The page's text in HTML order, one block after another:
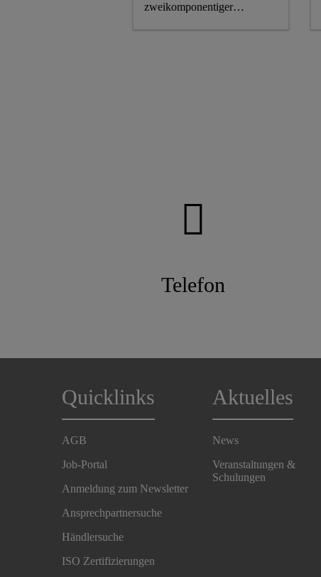
zweikomponentiger
Telefon
Quicklinks
AGB
Job-Portal
Anmeldung zum Newsletter
Ansprechpartnersuche
Händlersuche
ISO Zertifizierungen
Aktuelles
News
Veranstaltungen &
Schulungen